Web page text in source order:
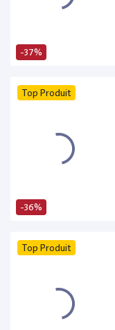
-37%
-36%
Top Produit
Top Produit